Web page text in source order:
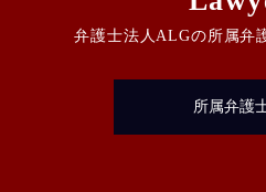
弁護士法人ALGの所属弁
所属弁護